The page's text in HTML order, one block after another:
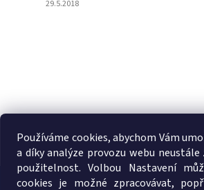
Používáme cookies, abychom Vám
a díky analýze provozu webu
použitelnost. Volbou Nastavení
cookies je možné zpracovávat,
29.5.2018